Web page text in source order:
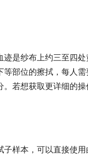
迹是纱布上约三至四处
部位的擦拭，每人需
若想获取更详细的操
样本，可以直接使用